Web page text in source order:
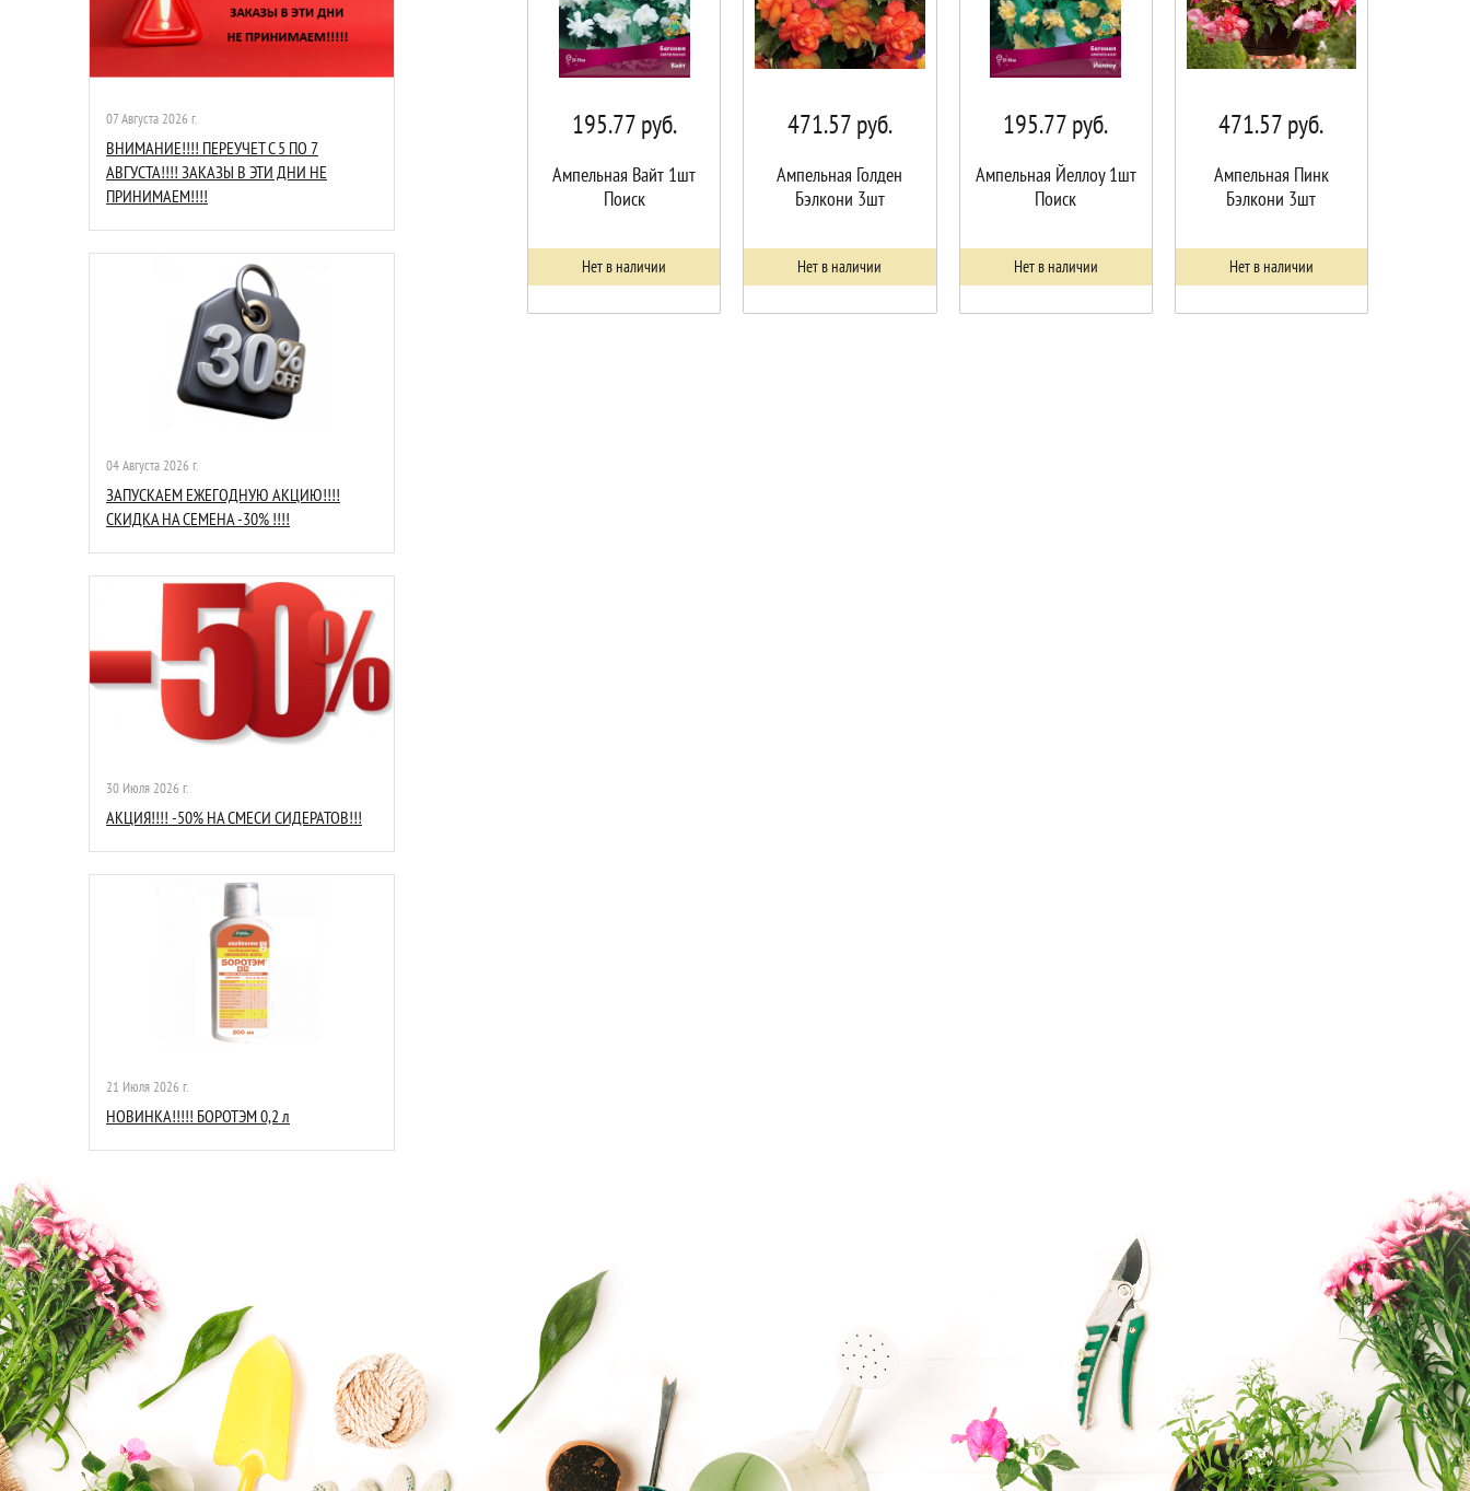
07 Августа 2026 г.
ВНИМАНИЕ!!!! ПЕРЕУЧЕТ С 5 ПО 7
АВГУСТА!!!! ЗАКАЗЫ В ЭТИ ДНИ НЕ
ПРИНИМАЕМ!!!!
04 Августа 2026 г.
ЗАПУСКАЕМ ЕЖЕГОДНУЮ АКЦИЮ!!!!
СКИДКА НА СЕМЕНА -30% !!!!
30 Июля 2026 г.
АКЦИЯ!!!! -50% НА СМЕСИ СИДЕРАТОВ!!!
21 Июля 2026 г.
НОВИНКА!!!!! БОРОТЭМ 0,2 л
195.77руб.
Ампельная Вайт 1шт
Поиск
Нет в наличии
471.57руб.
Ампельная Голден
Бэлкони 3шт
Нет в наличии
195.77руб.
Ампельная Йеллоу 1шт
Поиск
Нет в наличии
471.57руб.
Ампельная Пинк
Бэлкони 3шт
Нет в наличии